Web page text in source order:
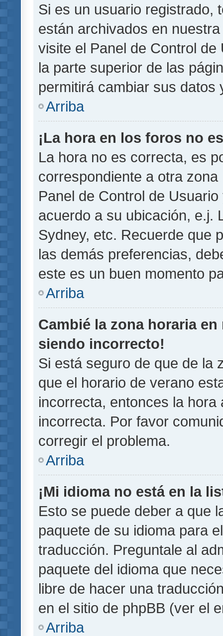
Si es un usuario registrado,
están archivados en
visite el Panel de Control
la parte superior de las
permitirá cambiar sus datos
Arriba
¡La hora en los foros no
La hora no es correcta, es
correspondiente a otra
Panel de Control de
acuerdo a su ubicación, e.j.
Sydney, etc. Recuerde que
las demás preferencias,
este es un buen momento
Arriba
Cambié la zona horaria
siendo incorrecto!
Si está seguro de que de la
que el horario de verano
incorrecta, entonces la
incorrecta. Por favor
corregir el problema.
Arriba
¡Mi idioma no está en la
Esto se puede deber a que
paquete de su idioma para
traducción. Preguntale al
paquete del idioma que
libre de hacer una
en el sitio de phpBB (ver el
Arriba